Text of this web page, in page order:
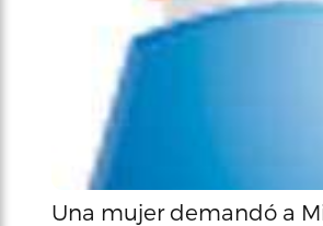
Una mujer demandó a